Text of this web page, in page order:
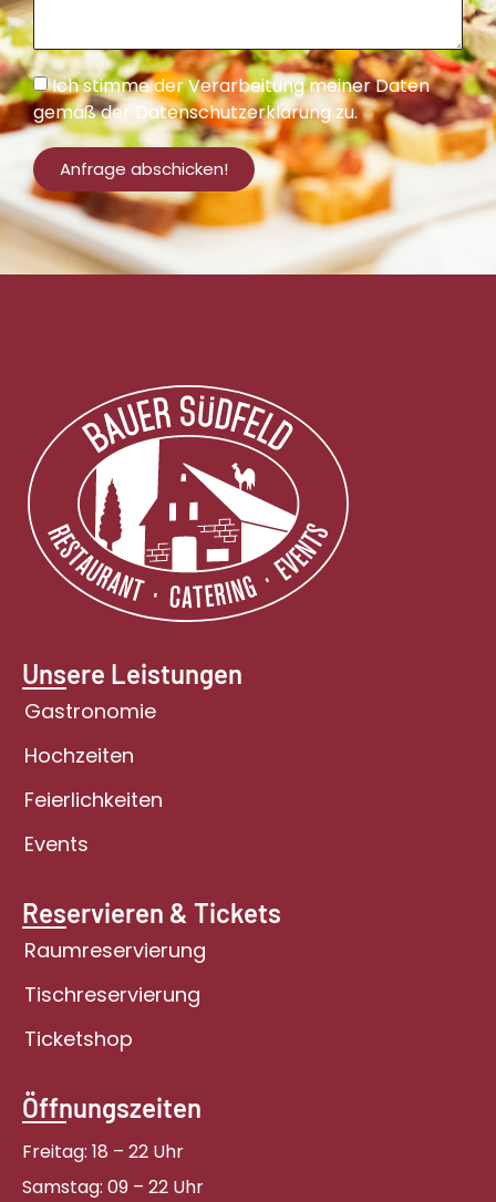
Ich stimme der Verarbeitung meiner Daten
gemäß der Datenschutzerklärung zu.
Anfrage abschicken!
Alternative:
Unsere Leistungen
Gastronomie
Hochzeiten
Feierlichkeiten
Events
Reservieren & Tickets
Raumreservierung
Tischreservierung
Ticketshop
Öffnungszeiten
Freitag: 18 – 22 Uhr
Samstag: 09 – 22 Uhr